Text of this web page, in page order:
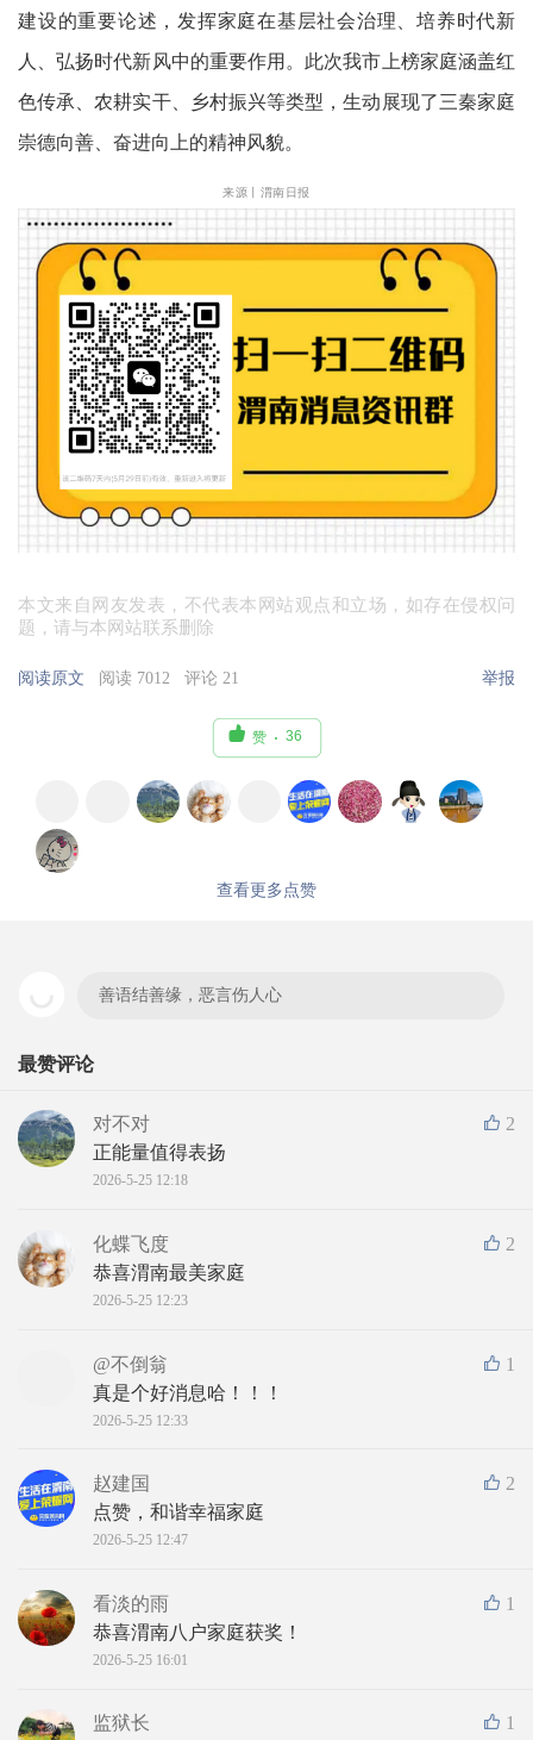
建设的重要论述，发挥家庭在基层社会治理、培养时代新
人、弘扬时代新风中的重要作用。此次我市上榜家庭涵盖红
色传承、农耕实干、乡村振兴等类型，生动展现了三秦家庭
崇德向善、奋进向上的精神风貌。
来源丨渭南日报
本文来自网友发表，不代表本网站观点和立场，如存在侵权问
题，请与本网站联系删除
阅读原文 阅读 7012 评论 21 举报
 赞 36
查看更多点赞
善语结善缘，恶言伤人心
最赞评论
2
对不对
正能量值得表扬
2026-5-25 12:18
2
化蝶飞度
恭喜渭南最美家庭
2026-5-25 12:23
1
@不倒翁
真是个好消息哈！！！
2026-5-25 12:33
2
赵建国
点赞，和谐幸福家庭
2026-5-25 12:47
1
看淡的雨
恭喜渭南八户家庭获奖！
2026-5-25 16:01
1
监狱长